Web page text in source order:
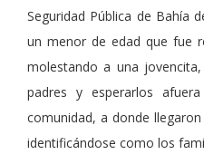
Seguridad Pública de Bahía
un menor de edad que fue
molestando a una
padres y esperarlos
comunidad, a donde
identificándose como los